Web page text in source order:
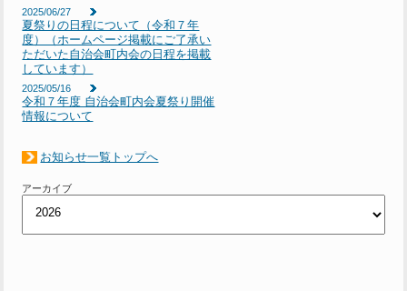
2025/06/27
夏祭りの日程について（令和７年
度）（ホームページ掲載にご了承い
ただいた自治会町内会の日程を掲載
しています）
2025/05/16
令和７年度 自治会町内会夏祭り開催
情報について
お知らせ一覧トップへ
アーカイブ